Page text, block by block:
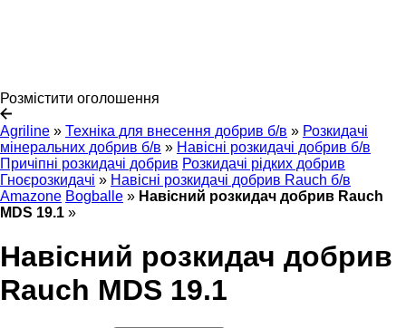
Розмістити оголошення
Agriline » Техніка для внесення добрив б/в » Розкидачі
мінеральних добрив б/в » Навісні розкидачі добрив б/в
Причіпні розкидачі добрив Розкидачі рідких добрив
Гноєрозкидачі » Навісні розкидачі добрив Rauch б/в
Amazone Bogballe » Навісний розкидач добрив Rauch
MDS 19.1 »
Навісний розкидач добрив
Rauch MDS 19.1